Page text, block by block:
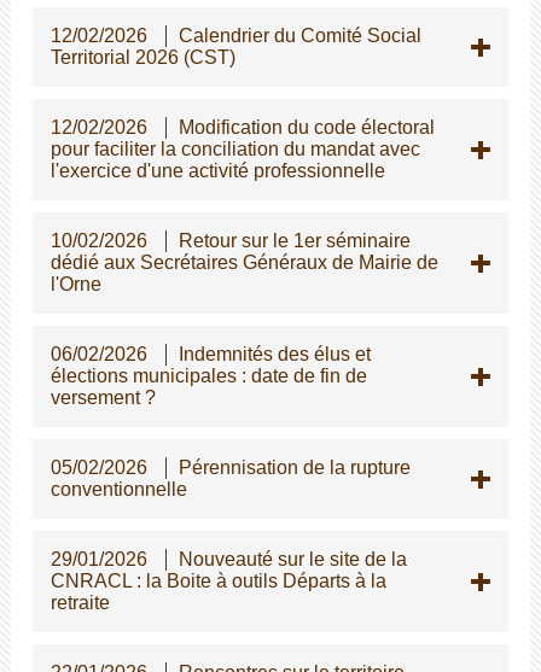
12/02/2026
Calendrier du Comité Social
Territorial 2026 (CST)
12/02/2026
Modification du code électoral
pour faciliter la conciliation du mandat avec
l'exercice d'une activité professionnelle
10/02/2026
Retour sur le 1er séminaire
dédié aux Secrétaires Généraux de Mairie de
l'Orne
06/02/2026
Indemnités des élus et
élections municipales : date de fin de
versement ?
05/02/2026
Pérennisation de la rupture
conventionnelle
29/01/2026
Nouveauté sur le site de la
CNRACL : la Boite à outils Départs à la
retraite